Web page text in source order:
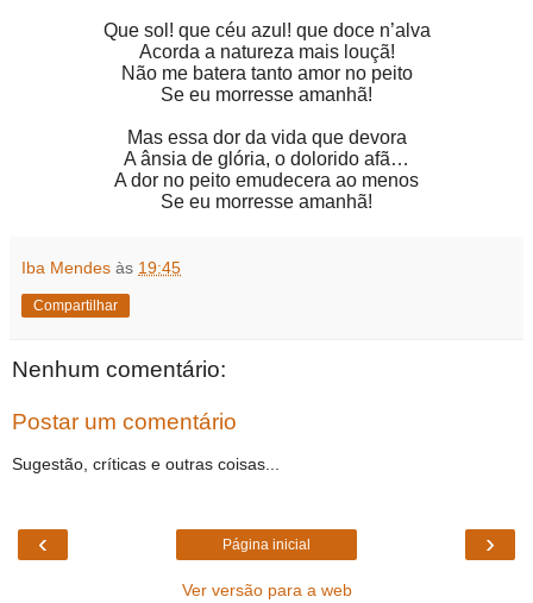
Que sol! que céu azul! que doce n’alva
Acorda a natureza mais louçã!
Não me batera tanto amor no peito
Se eu morresse amanhã!
Mas essa dor da vida que devora
A ânsia de glória, o dolorido afã…
A dor no peito emudecera ao menos
Se eu morresse amanhã!
Iba Mendes às 19:45
Compartilhar
Nenhum comentário:
Postar um comentário
Sugestão, críticas e outras coisas...
‹ ›
Página inicial
Ver versão para a web